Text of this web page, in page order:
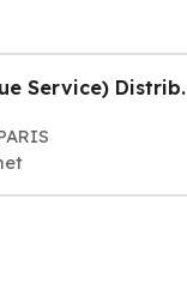
Service) Distrib.